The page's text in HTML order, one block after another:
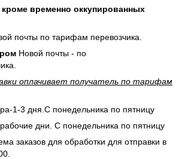
временно оккупированных
почты по тарифам перевозчика.
Новой почты - по
оплачивает получатель по тарифам
1-3 дня.С понедельника по пятницу
дни. С понедельника по пятницу
заказов для обработки для отправки в